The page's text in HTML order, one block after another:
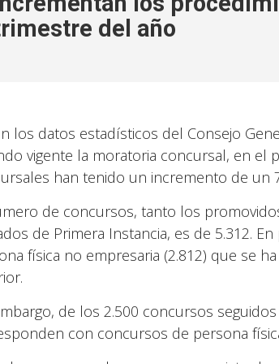
del año
los datos estadísticos del Consejo
vigente la moratoria concursal, en
han tenido un incremento de un
de concursos, tanto los
de Primera Instancia, es de 5.312.
física no empresaria (2.812) que se
de los 2.500 concursos
con concursos de persona